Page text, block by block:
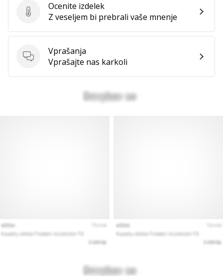
Ocenite izdelek
Ocenite izdelek
Z veseljem bi prebrali vaše mnenje
Vprašanja
Vprašanja
Vprašajte nas karkoli